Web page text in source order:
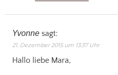
Yvonne sagt:
21. Dezember 2015 um 13:37 Uhr
Hallo liebe Mara,